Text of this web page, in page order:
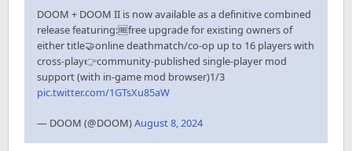
DOOM + DOOM II is now available as a definitive combined
release featuring:🆓free upgrade for existing owners of
either title🤝online deathmatch/co-op up to 16 players with
cross-play👉community-published single-player mod
support (with in-game mod browser)1/3
pic.twitter.com/1GTsXu85aW
— DOOM (@DOOM)August 8, 2024